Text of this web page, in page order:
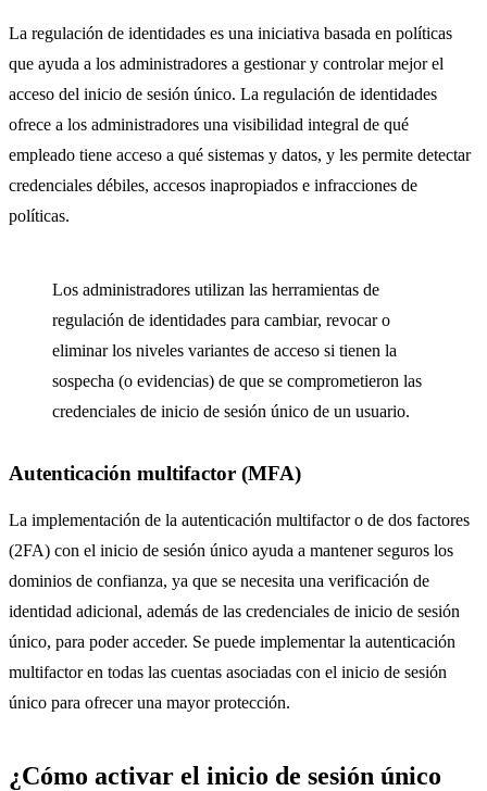
La regulación de identidades es una iniciativa basada en políticas
que ayuda a los administradores a gestionar y controlar mejor el
acceso del inicio de sesión único. La regulación de identidades
ofrece a los administradores una visibilidad integral de qué
empleado tiene acceso a qué sistemas y datos, y les permite detectar
credenciales débiles, accesos inapropiados e infracciones de
políticas.
Los administradores utilizan las herramientas de
regulación de identidades para cambiar, revocar o
eliminar los niveles variantes de acceso si tienen la
sospecha (o evidencias) de que se comprometieron las
credenciales de inicio de sesión único de un usuario.
Autenticación multifactor (MFA)
La implementación de la autenticación multifactor o de dos factores
(2FA) con el inicio de sesión único ayuda a mantener seguros los
dominios de confianza, ya que se necesita una verificación de
identidad adicional, además de las credenciales de inicio de sesión
único, para poder acceder. Se puede implementar la autenticación
multifactor en todas las cuentas asociadas con el inicio de sesión
único para ofrecer una mayor protección.
¿Cómo activar el inicio de sesión único